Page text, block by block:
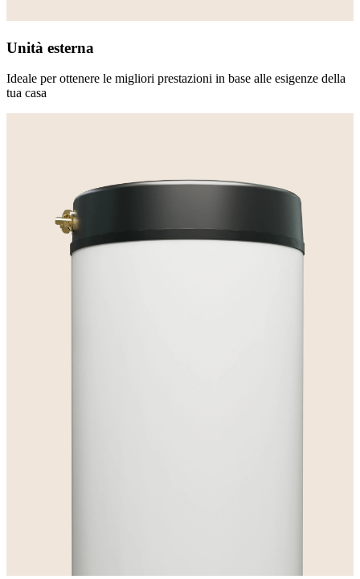
Unità esterna
Ideale per ottenere le migliori prestazioni in base alle esigenze della
tua casa